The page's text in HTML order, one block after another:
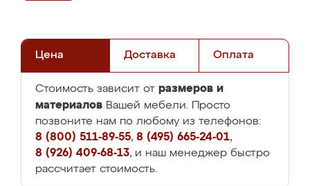
Цена Доставка Оплата
Стоимость зависит от размеров и
материалов Вашей мебели. Просто
позвоните нам по любому из телефонов:
8 (800) 511-89-55, 8 (495) 665-24-01,
8 (926) 409-68-13, и наш менеджер быстро
рассчитает стоимость.